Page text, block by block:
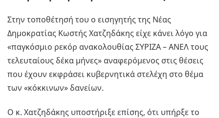
Στην τοποθέτησή του ο εισηγητής της Νέας
Δημοκρατίας Κωστής Χατζηδάκης είχε κάνει λόγο για
«παγκόσμιο ρεκόρ ανακολουθίας ΣΥΡΙΖΑ – ΑΝΕΛ τους
τελευταίους δέκα μήνες» αναφερόμενος στις θέσεις
που έχουν εκφράσει κυβερνητικά στελέχη στο θέμα
των «κόκκινων» δανείων.
Ο κ. Χατζηδάκης υποστήριξε επίσης, ότι υπήρξε το